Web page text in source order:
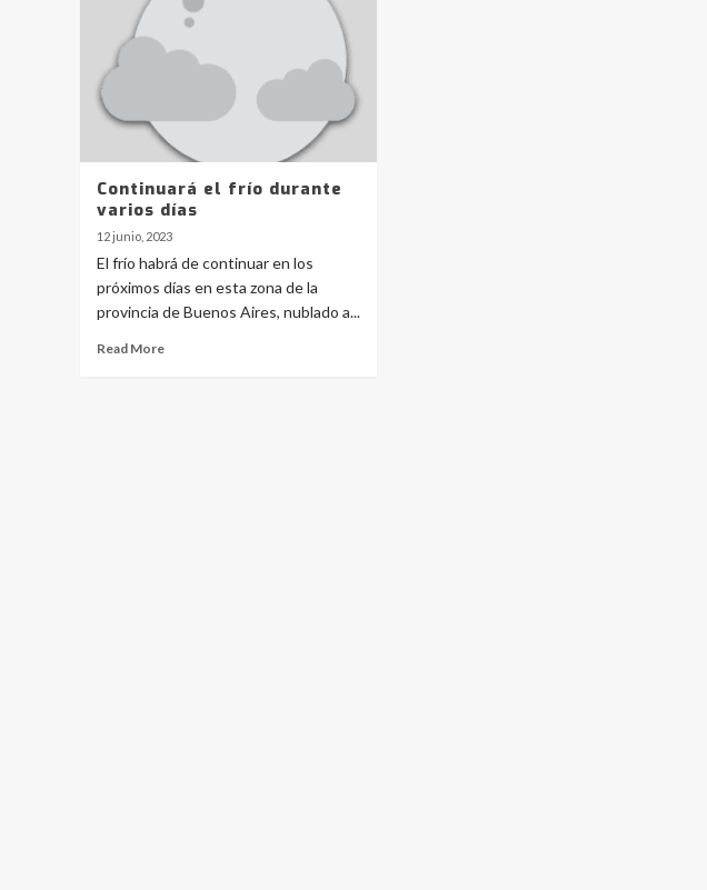
Continuará el frío durante
varios días
12 junio, 2023
El frío habrá de continuar en los
próximos días en esta zona de la
provincia de Buenos Aires, nublado a...
Read More